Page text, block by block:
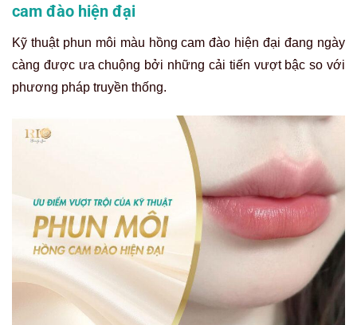
cam đào hiện đại
Kỹ thuật phun môi màu hồng cam đào hiện đại đang ngày
càng được ưa chuộng bởi những cải tiến vượt bậc so với
phương pháp truyền thống.